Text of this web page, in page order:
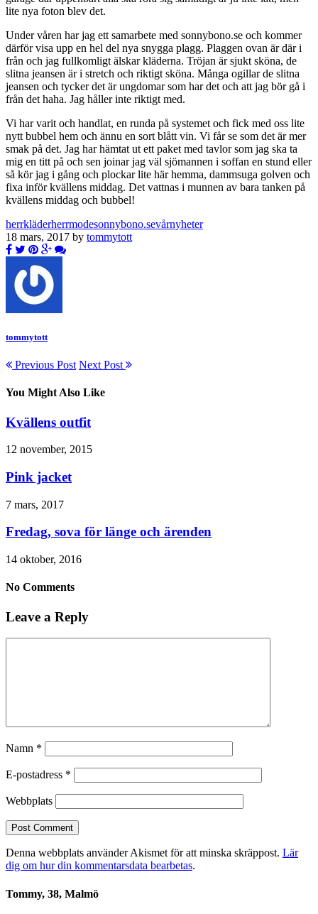
lite nya foton blev det.
Under våren har jag ett samarbete med sonnybono.se och kommer
därför visa upp en hel del nya snygga plagg. Plaggen ovan är där i
från och jag fullkomligt älskar kläderna. Tröjan är sjukt sköna, de
slitna jeansen är i stretch och riktigt sköna. Många ogillar de slitna
jeansen och tycker det är ungdomar som har det och att jag bör gå i
från det haha. Jag håller inte riktigt med.
Vi har varit och handlat, en runda på systemet och fick med oss lite
nytt bubbel hem och ännu en sort blått vin. Vi får se som det är mer
smak på det. Jag har hämtat ut ett paket med tavlor som jag ska ta
mig en titt på och sen joinar jag väl sjömannen i soffan en stund eller
så kör jag i gång och plockar lite här hemma, dammsuga golven och
fixa inför kvällens middag. Det vattnas i munnen av bara tanken på
kvällens middag och bubbel!
herrkläderherrmodesonnybono.sevårnyheter
18 mars, 2017 by tommytott
tommytott
Previous Post Next Post
You Might Also Like
Kvällens outfit
12 november, 2015
Pink jacket
7 mars, 2017
Fredag, sova för länge och ärenden
14 oktober, 2016
No Comments
Leave a Reply
Namn *
E-postadress *
Webbplats
Denna webbplats använder Akismet för att minska skräppost. Lär
dig om hur din kommentarsdata bearbetas.
Tommy, 38, Malmö